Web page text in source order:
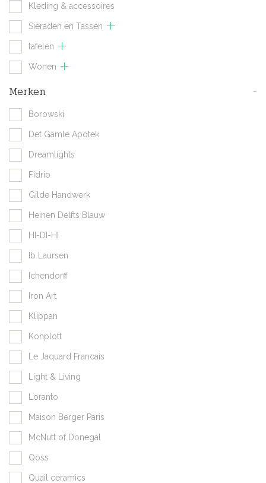
Kleding & accessoires
Sieraden en Tassen
tafelen
Wonen
Merken -
Borowski
Det Gamle Apotek
Dreamlights
Fidrio
Gilde Handwerk
Heinen Delfts Blauw
HI-DI-HI
Ib Laursen
Ichendorff
Iron Art
Klippan
Konplott
Le Jaquard Francais
Light & Living
Loranto
Maison Berger Paris
McNutt of Donegal
Qoss
Quail ceramics